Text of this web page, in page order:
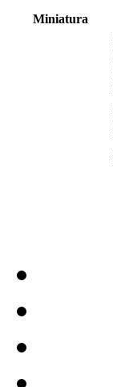
Miniatura